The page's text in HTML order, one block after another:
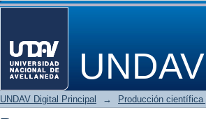
Buscar
UNDAV Digital Principal → Producción